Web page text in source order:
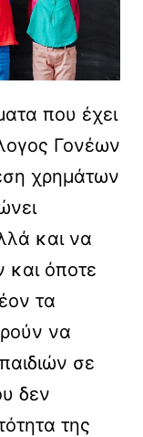
που έχει
Γονέων
χρημάτων
και να
και όποτε
τα
να
σε
δεν
της